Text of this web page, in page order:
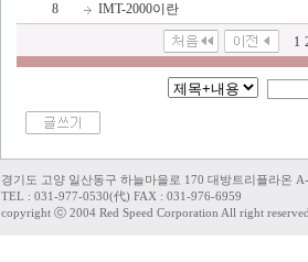
8
IMT-2000이란
1
경기도 고양 일산동구 하늘마을로 170 대방트리플라온
TEL : 031-977-0530(代) FAX : 031-976-6959
copyright ⓒ 2004 Red Speed Corporation All right